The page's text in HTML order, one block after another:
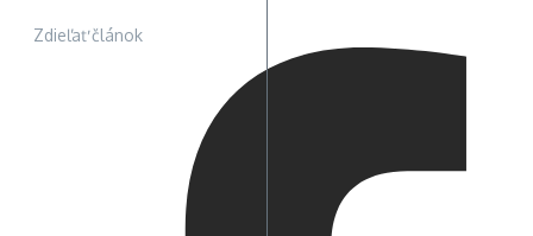
Zdieľať článok